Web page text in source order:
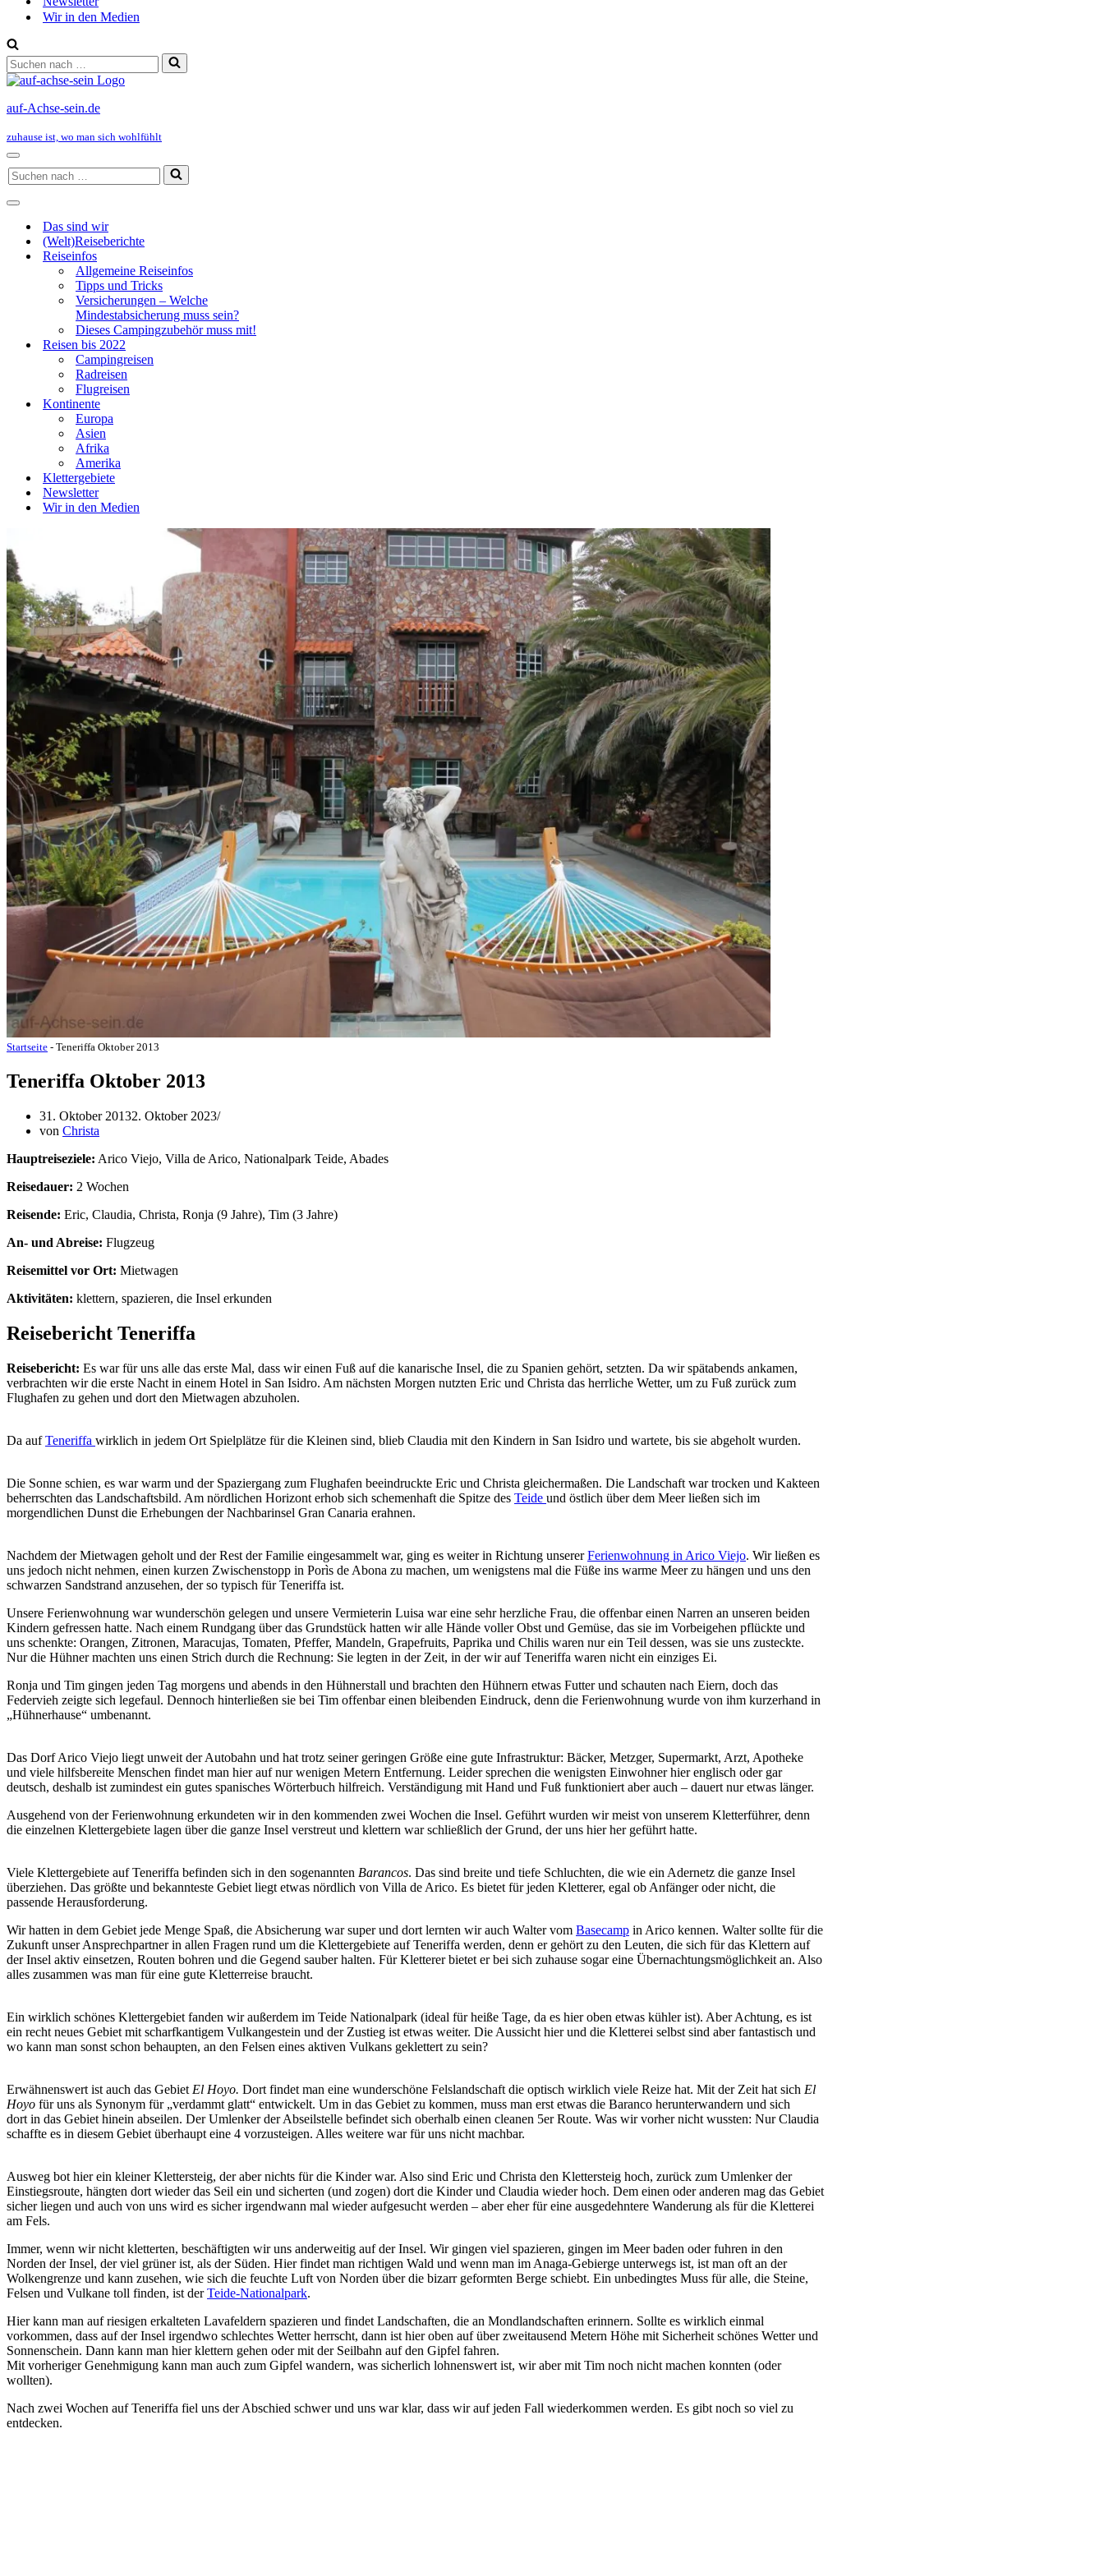
Wir in den Medien
Suchen
nach …
auf-Achse-sein.de
zuhause ist, wo man sich wohlfühlt
Navigationsmenü
Suchen
nach …
Navigationsmenü
Das sind wir
(Welt)Reiseberichte
Reiseinfos
Allgemeine Reiseinfos
Tipps und Tricks
Versicherungen – Welche
Mindestabsicherung muss sein?
Dieses Campingzubehör muss mit!
Reisen bis 2022
Campingreisen
Radreisen
Flugreisen
Kontinente
Europa
Asien
Afrika
Amerika
Klettergebiete
Newsletter
Wir in den Medien
Startseite - Teneriffa Oktober 2013
Teneriffa Oktober 2013
31. Oktober 20132. Oktober 2023
von Christa
Hauptreiseziele: Arico Viejo, Villa de Arico, Nationalpark Teide, Abades
Reisedauer: 2 Wochen
Reisende: Eric, Claudia, Christa, Ronja (9 Jahre), Tim (3 Jahre)
An- und Abreise: Flugzeug
Reisemittel vor Ort: Mietwagen
Aktivitäten: klettern, spazieren, die Insel erkunden
Reisebericht Teneriffa
Reisebericht: Es war für uns alle das erste Mal, dass wir einen Fuß auf die kanarische Insel, die zu Spanien gehört, setzten. Da wir spätabends ankamen,
verbrachten wir die erste Nacht in einem Hotel in San Isidro. Am nächsten Morgen nutzten Eric und Christa das herrliche Wetter, um zu Fuß zurück zum
Flughafen zu gehen und dort den Mietwagen abzuholen.
Da aufTeneriffa wirklich in jedem Ort Spielplätze für die Kleinen sind, blieb Claudia mit den Kindern in San Isidro und wartete, bis sie abgeholt wurden.
Die Sonne schien, es war warm und der Spaziergang zum Flughafen beeindruckte Eric und Christa gleichermaßen. Die Landschaft war trocken und Kakteen
beherrschten das Landschaftsbild. Am nördlichen Horizont erhob sich schemenhaft die Spitze des Teide und östlich über dem Meer ließen sich im
morgendlichen Dunst die Erhebungen der Nachbarinsel Gran Canaria erahnen.
Nachdem der Mietwagen geholt und der Rest der Familie eingesammelt war, ging es weiter in Richtung unsererFerienwohnung in Arico Viejo. Wir ließen es
uns jedoch nicht nehmen, einen kurzen Zwischenstopp in Porìs de Abona zu machen, um wenigstens mal die Füße ins warme Meer zu hängen und uns den
schwarzen Sandstrand anzusehen, der so typisch für Teneriffa ist.
Unsere Ferienwohnung war wunderschön gelegen und unsere Vermieterin Luisa war eine sehr herzliche Frau, die offenbar einen Narren an unseren beiden
Kindern gefressen hatte. Nach einem Rundgang über das Grundstück hatten wir alle Hände voller Obst und Gemüse, das sie im Vorbeigehen pflückte und
uns schenkte: Orangen, Zitronen, Maracujas, Tomaten, Pfeffer, Mandeln, Grapefruits, Paprika und Chilis waren nur ein Teil dessen, was sie uns zusteckte.
Nur die Hühner machten uns einen Strich durch die Rechnung: Sie legten in der Zeit, in der wir auf Teneriffa waren nicht ein einziges Ei.
Ronja und Tim gingen jeden Tag morgens und abends in den Hühnerstall und brachten den Hühnern etwas Futter und schauten nach Eiern, doch das
Federvieh zeigte sich legefaul. Dennoch hinterließen sie bei Tim offenbar einen bleibenden Eindruck, denn die Ferienwohnung wurde von ihm kurzerhand in
„Hühnerhause“ umbenannt.
Das Dorf Arico Viejo liegt unweit der Autobahn und hat trotz seiner geringen Größe eine gute Infrastruktur: Bäcker, Metzger, Supermarkt, Arzt, Apotheke
und viele hilfsbereite Menschen findet man hier auf nur wenigen Metern Entfernung. Leider sprechen die wenigsten Einwohner hier englisch oder gar
deutsch, deshalb ist zumindest ein gutes spanisches Wörterbuch hilfreich. Verständigung mit Hand und Fuß funktioniert aber auch – dauert nur etwas länger.
Ausgehend von der Ferienwohnung erkundeten wir in den kommenden zwei Wochen die Insel. Geführt wurden wir meist von unserem Kletterführer, denn
die einzelnen Klettergebiete lagen über die ganze Insel verstreut und klettern war schließlich der Grund, der uns hier her geführt hatte.
Viele Klettergebiete auf Teneriffa befinden sich in den sogenannten Barancos. Das sind breite und tiefe Schluchten, die wie ein Adernetz die ganze Insel
überziehen. Das größte und bekannteste Gebiet liegt etwas nördlich von Villa de Arico. Es bietet für jeden Kletterer, egal ob Anfänger oder nicht, die
passende Herausforderung.
Wir hatten in dem Gebiet jede Menge Spaß, die Absicherung war super und dort lernten wir auch Walter vom Basecamp in Arico kennen. Walter sollte für die
Zukunft unser Ansprechpartner in allen Fragen rund um die Klettergebiete auf Teneriffa werden, denn er gehört zu den Leuten, die sich für das Klettern auf
der Insel aktiv einsetzen, Routen bohren und die Gegend sauber halten. Für Kletterer bietet er bei sich zuhause sogar eine Übernachtungsmöglichkeit an. Also
alles zusammen was man für eine gute Kletterreise braucht.
Ein wirklich schönes Klettergebiet fanden wir außerdem im Teide Nationalpark (ideal für heiße Tage, da es hier oben etwas kühler ist). Aber Achtung, es ist
ein recht neues Gebiet mit scharfkantigem Vulkangestein und der Zustieg ist etwas weiter. Die Aussicht hier und die Kletterei selbst sind aber fantastisch und
wo kann man sonst schon behaupten, an den Felsen eines aktiven Vulkans geklettert zu sein?
Erwähnenswert ist auch das Gebiet El Hoyo. Dort findet man eine wunderschöne Felslandschaft die optisch wirklich viele Reize hat. Mit der Zeit hat sich El
Hoyo für uns als Synonym für „verdammt glatt“ entwickelt. Um in das Gebiet zu kommen, muss man erst etwas die Baranco herunterwandern und sich
dort in das Gebiet hinein abseilen. Der Umlenker der Abseilstelle befindet sich oberhalb einen cleanen 5er Route. Was wir vorher nicht wussten: Nur Claudia
schaffte es in diesem Gebiet überhaupt eine 4 vorzusteigen. Alles weitere war für uns nicht machbar.
Ausweg bot hier ein kleiner Klettersteig, der aber nichts für die Kinder war. Also sind Eric und Christa den Klettersteig hoch, zurück zum Umlenker der
Einstiegsroute, hängten dort wieder das Seil ein und sicherten (und zogen) dort die Kinder und Claudia wieder hoch. Dem einen oder anderen mag das Gebiet
sicher liegen und auch von uns wird es sicher irgendwann mal wieder aufgesucht werden – aber eher für eine ausgedehntere Wanderung als für die Kletterei
am Fels.
Immer, wenn wir nicht kletterten, beschäftigten wir uns anderweitig auf der Insel. Wir gingen viel spazieren, gingen im Meer baden oder fuhren in den
Norden der Insel, der viel grüner ist, als der Süden. Hier findet man richtigen Wald und wenn man im Anaga-Gebierge unterwegs ist, ist man oft an der
Wolkengrenze und kann zusehen, wie sich die feuchte Luft von Norden über die bizarr geformten Berge schiebt. Ein unbedingtes Muss für alle, die Steine,
Felsen und Vulkane toll finden, ist derTeide-Nationalpark.
Hier kann man auf riesigen erkalteten Lavafeldern spazieren und findet Landschaften, die an Mondlandschaften erinnern. Sollte es wirklich einmal
vorkommen, dass auf der Insel irgendwo schlechtes Wetter herrscht, dann ist hier oben auf über zweitausend Metern Höhe mit Sicherheit schönes Wetter und
Sonnenschein. Dann kann man hier klettern gehen oder mit der Seilbahn auf den Gipfel fahren.
Mit vorheriger Genehmigung kann man auch zum Gipfel wandern, was sicherlich lohnenswert ist, wir aber mit Tim noch nicht machen konnten (oder
wollten).
Nach zwei Wochen auf Teneriffa fiel uns der Abschied schwer und uns war klar, dass wir auf jeden Fall wiederkommen werden. Es gibt noch so viel zu
entdecken.